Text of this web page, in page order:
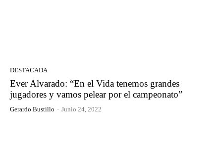
DESTACADA
Ever Alvarado: “En el Vida tenemos grandes
jugadores y vamos pelear por el campeonato”
Gerardo Bustillo - Junio 24, 2022